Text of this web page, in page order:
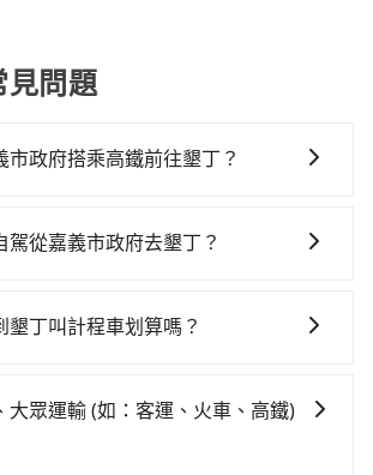
見問題
市政府搭乘高鐵前往墾丁？
到23:30，嘉義-左營一天最多有60班次
站後，步行進站、現場購票並於月台
車站前排班的計程車，搭上小黃後約
3,600元後，抵達墾丁 (屏東縣恆春鎮)
駕從嘉義市政府去墾丁？
（因為要自己開車），最重要的是你
轎車，每公里再額外加收$3.2，從嘉義
費預估為$2,750~3,400（金額差異來
墾丁叫計程車划算嗎？
路邊攔不到車，也可考慮打電話至嘉
程車隊，如嘉義幸福車隊、嘉義三山&
大眾運輸 (如：客運、火車、高鐵)